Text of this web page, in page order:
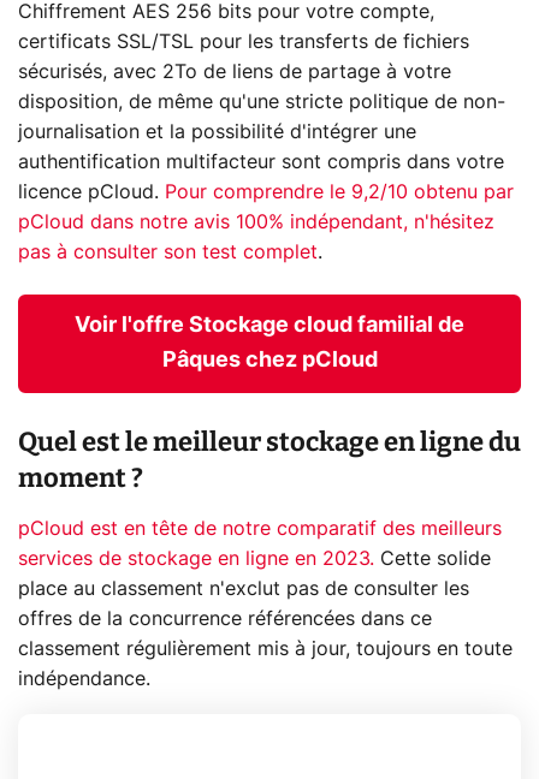
Chiffrement AES 256 bits pour votre compte,
certificats SSL/TSL pour les transferts de fichiers
sécurisés, avec 2To de liens de partage à votre
disposition, de même qu'une stricte politique de non-
journalisation et la possibilité d'intégrer une
authentification multifacteur sont compris dans votre
licence pCloud. Pour comprendre le 9,2/10 obtenu par
pCloud dans notre avis 100% indépendant, n'hésitez
pas à consulter son test complet.
Voir l'offre Stockage cloud familial de
Pâques chez pCloud
Quel est le meilleur stockage en ligne du
moment ?
pCloud est en tête de notre comparatif des meilleurs
services de stockage en ligne en 2023. Cette solide
place au classement n'exclut pas de consulter les
offres de la concurrence référencées dans ce
classement régulièrement mis à jour, toujours en toute
indépendance.